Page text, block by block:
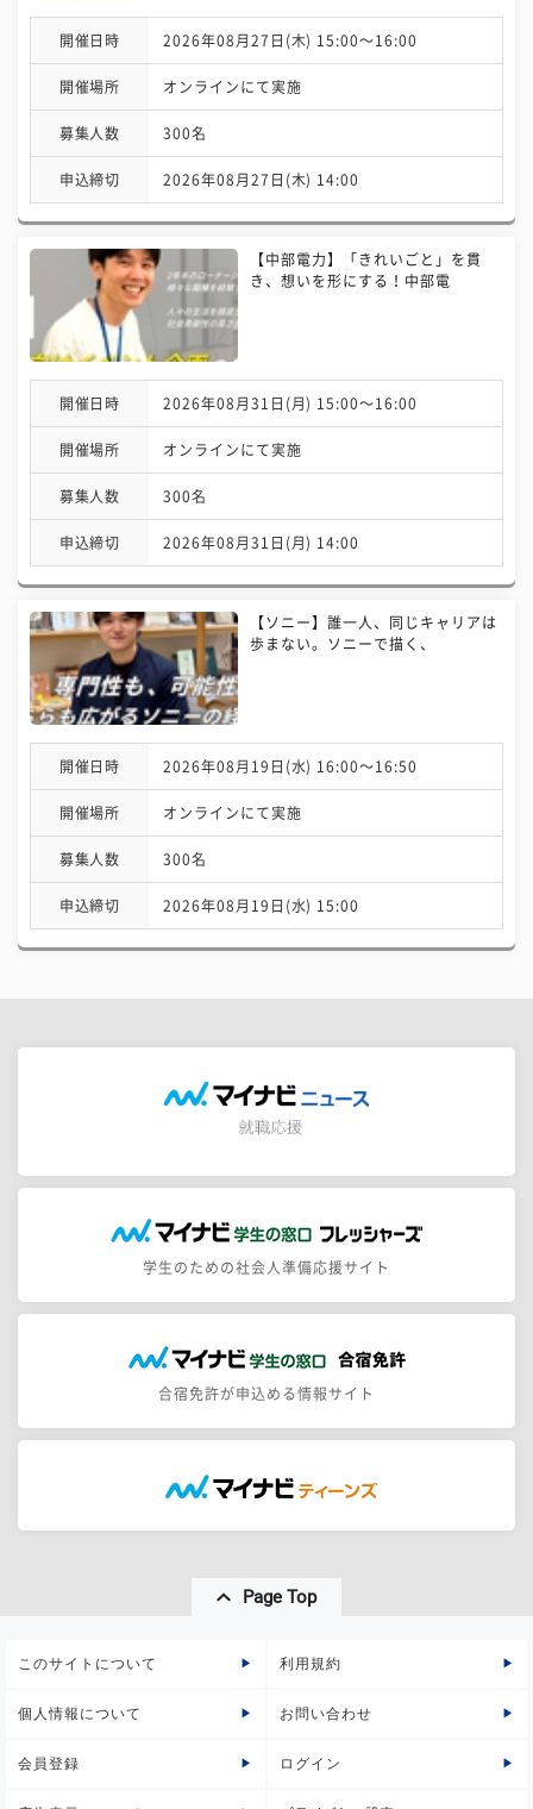
開催日時 2026年08月27日(木) 15:00〜16:00
開催場所 オンラインにて実施
募集人数 300名
申込締切 2026年08月27日(木) 14:00
【中部電力】「きれいごと」を貫
き、想いを形にする！中部電
開催日時 2026年08月31日(月) 15:00〜16:00
開催場所 オンラインにて実施
募集人数 300名
申込締切 2026年08月31日(月) 14:00
【ソニー】誰一人、同じキャリアは
歩まない。ソニーで描く、
開催日時 2026年08月19日(水) 16:00〜16:50
開催場所 オンラインにて実施
募集人数 300名
申込締切 2026年08月19日(水) 15:00
学生のための社会人準備応援サイト
合宿免許が申込める情報サイト
Page Top
このサイトについて 利用規約
個人情報について お問い合わせ
会員登録 ログイン